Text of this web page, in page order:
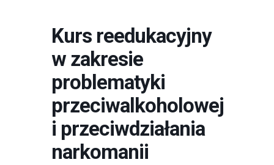
Kurs reedukacyjny
w zakresie
problematyki
przeciwalkoholowej
i przeciwdziałania
narkomanii